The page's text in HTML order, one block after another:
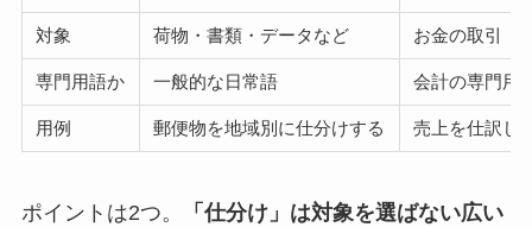
対象 荷物・書類・データなど お金の取引
専門用語か 一般的な日常語 会計の専門用
用例 郵便物を地域別に仕分けする 売上を仕訳し
ポイントは2つ。
「仕分け」は対象を選ばない広い